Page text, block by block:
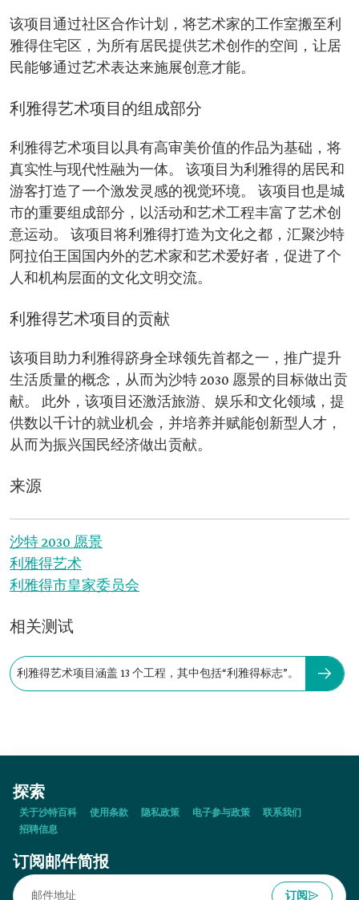
该项目通过社区合作计划，将艺术家的工作室搬至利
雅得住宅区，为所有居民提供艺术创作的空间，让居
民能够通过艺术表达来施展创意才能。
利雅得艺术项目的组成部分
利雅得艺术项目以具有高审美价值的作品为基础，将
真实性与现代性融为一体。 该项目为利雅得的居民和
游客打造了一个激发灵感的视觉环境。 该项目也是城
市的重要组成部分，以活动和艺术工程丰富了艺术创
意运动。 该项目将利雅得打造为文化之都，汇聚沙特
阿拉伯王国国内外的艺术家和艺术爱好者，促进了个
人和机构层面的文化文明交流。
利雅得艺术项目的贡献
该项目助力利雅得跻身全球领先首都之一，推广提升
生活质量的概念，从而为沙特 2030 愿景的目标做出贡
献。 此外，该项目还激活旅游、娱乐和文化领域，提
供数以千计的就业机会，并培养并赋能创新型人才，
从而为振兴国民经济做出贡献。
来源
沙特 2030 愿景
利雅得艺术
利雅得市皇家委员会
相关测试
利雅得艺术项目涵盖 13 个工程，其中包括“利雅得标志”。
探索
关于沙特百科 使用条款 隐私政策 电子参与政策
联系我们
招聘信息
订阅邮件简报
订阅